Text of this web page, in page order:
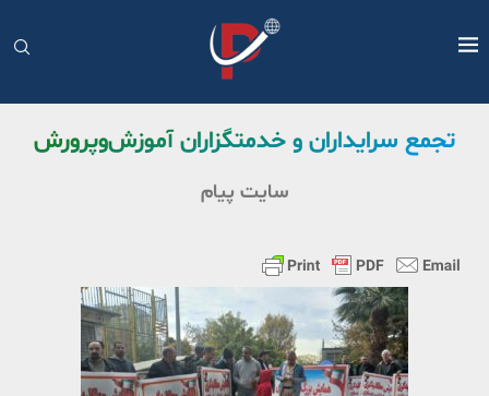
تجمع سرایداران و خدمتگزاران آموزش‌وپرورش
سایت پیام